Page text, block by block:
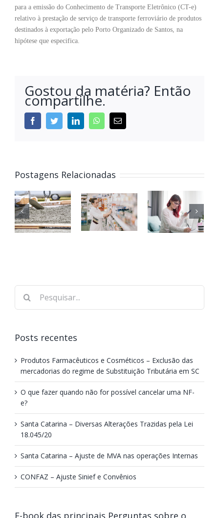
para a emissão do Conhecimento de Transporte Eletrônico (CT-e)
relativo à prestação de serviço de transporte ferroviário de produtos
destinados à exportação pelo Porto Organizado de Santos, na
hipótese que especifica.
Gostou da matéria? Então
compartilhe.
Postagens Relacionadas
Posts recentes
Produtos Farmacêuticos e Cosméticos – Exclusão das
mercadorias do regime de Substituição Tributária em SC
O que fazer quando não for possível cancelar uma NF-
e?
Santa Catarina – Diversas Alterações Trazidas pela Lei
18.045/20
Santa Catarina – Ajuste de MVA nas operações Internas
CONFAZ – Ajuste Sinief e Convênios
E-book das principais Perguntas sobre o